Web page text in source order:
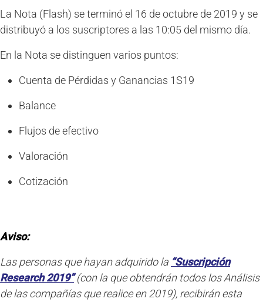
La Nota (Flash) se terminó el 16 de octubre de 2019 y se
distribuyó a los suscriptores a las 10:05 del mismo día.
En la Nota se distinguen varios puntos:
Cuenta de Pérdidas y Ganancias 1S19
Balance
Flujos de efectivo
Valoración
Cotización
Aviso:
Las personas que hayan adquirido la “Suscripción
Research 2019”(con la que obtendrán todos los Análisis
de las compañías que realice en 2019), recibirán esta